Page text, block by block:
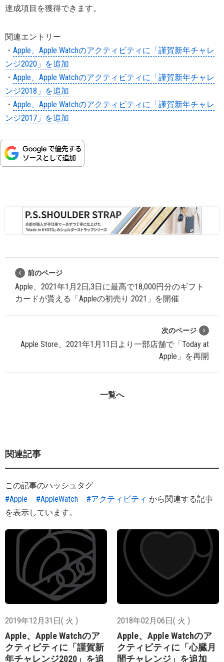
達成項目を獲得できます。
関連エントリー
・ Apple、Apple Watchのアクティビティに「謹賀新年チャレ
ンジ2020」を追加
・ Apple、Apple Watchのアクティビティに「謹賀新年チャレ
ンジ2018」を追加
・ Apple、Apple Watchのアクティビティに「謹賀新年チャレ
ンジ2017」を追加
前のページ
Apple、2021年1月2日,3日に最高で18,000円分のギフト
カードが貰える「Appleの初売り 2021」を開催
次のページ
Apple Store、2021年1月11日より一部店舗で「Today at
Apple」を再開
一覧へ
関連記事
この記事のハッシュタグ
#Apple
#AppleWatch #アクティビティ から関連する記事
を表示しています。
2019年12月31日( 火 )
Apple、Apple Watchのア
クティビティに「謹賀新
年チャレンジ2020」を追
2018年02月06日( 火 )
Apple、Apple Watchのア
クティビティに「心臓月
間チャレンジ」を追加